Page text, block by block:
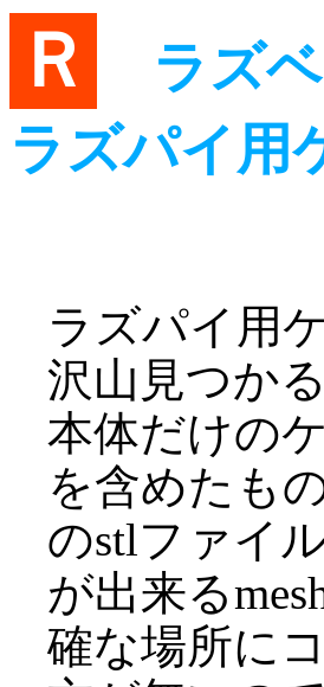
Ｒ
ラズベ
ラズパイ用
ラズパイ用
沢山見つか
本体だけの
を含めたも
のstlファイ
が出来る
確な場所に